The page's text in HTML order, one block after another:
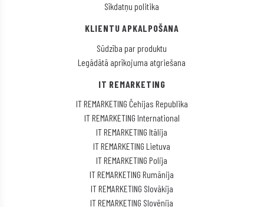
Sīkdatņu politika
KLIENTU APKALPOŠANA
Sūdzība par produktu
Legādātā aprīkojuma atgriešana
IT REMARKETING
IT REMARKETING Čehijas Republika
IT REMARKETING International
IT REMARKETING Itālija
IT REMARKETING Lietuva
IT REMARKETING Polija
IT REMARKETING Rumānija
IT REMARKETING Slovākija
IT REMARKETING Slovēnija